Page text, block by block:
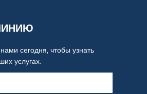
сегодня, чтобы узнать
услугах.